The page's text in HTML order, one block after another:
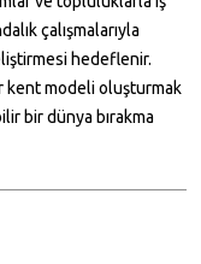
çalışmalarıyla
hedeflenir.
kent modeli oluşturmak
bir dünya bırakma